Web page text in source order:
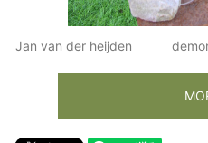
Jan van der heijden